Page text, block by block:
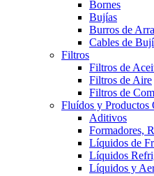
Bornes
Bujías
Burros de
Cables de
Filtros
Filtros de
Filtros de Aire
Filtros de
Fluídos y Productos
Aditivos
Formadores,
Líquidos de
Líquidos
Líquidos y